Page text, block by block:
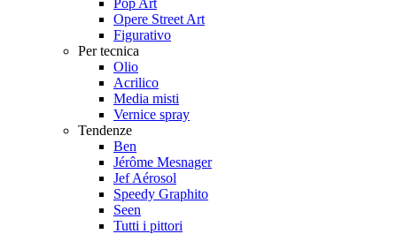
Opere Street Art
Figurativo
Per tecnica
Olio
Acrilico
Media misti
Vernice spray
Tendenze
Ben
Jérôme Mesnager
Jef Aérosol
Speedy Graphito
Seen
Tutti i pittori